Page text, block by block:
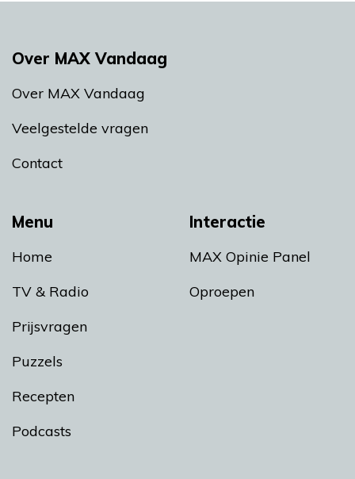
Menu
Home
TV & Radio
Prijsvragen
Puzzels
Recepten
Podcasts
Interactie
MAX Opinie Panel
Oproepen
Over MAX Vandaag
Over MAX Vandaag
Veelgestelde vragen
Contact